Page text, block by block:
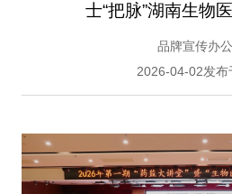
士“把脉”湖南生物
品牌宣传办
2026-04-02发布